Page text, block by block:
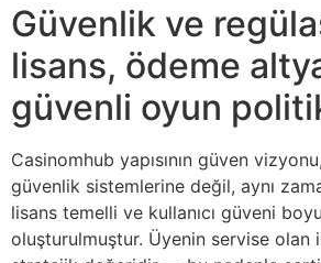
Güvenlik ve
lisans, ödeme
güvenli oyun
Casinomhub yapısının güven
güvenlik sistemlerine değil, aynı
lisans temelli ve kullanıcı güveni
oluşturulmuştur. Üyenin servise olan